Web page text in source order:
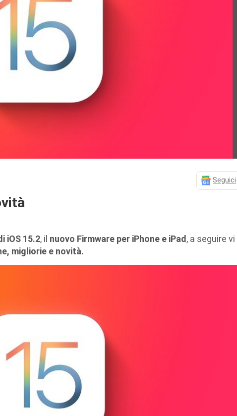
Seguici
iOS 15.2, il nuovo Firmware per iPhone e iPad , a seguire vi
migliorie e novità.